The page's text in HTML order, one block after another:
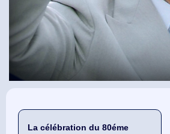
La célébration du 80éme